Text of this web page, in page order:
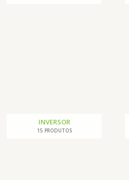
INVERSOR
15 PRODUTOS